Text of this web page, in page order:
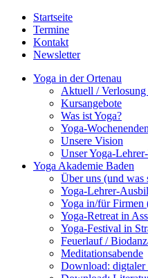
Startseite
Termine
Kontakt
Newsletter
Yoga in der Ortenau
Aktuell / Verlosung
Kursangebote
Was ist Yoga?
Yoga-Wochenenden
Unsere Vision
Unser Yoga-
Yoga Akademie Baden
Über uns (und was
Yoga-Lehrer-
Yoga in/für
Yoga-Retreat in
Yoga-Festival in
Feuerlauf /
Meditationsabende
Download: